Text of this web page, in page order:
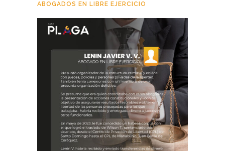
ABOGADOS EN LIBRE EJERCICIO